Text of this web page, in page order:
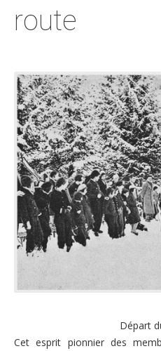
route
Départ
Cet esprit pionnier des